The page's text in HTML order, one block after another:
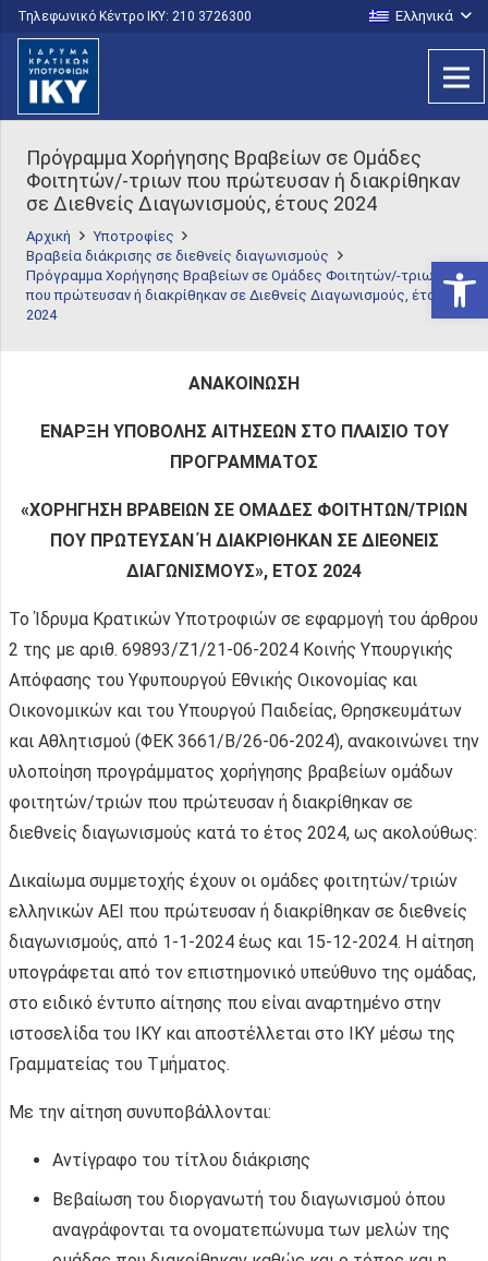
Τηλεφωνικό Κέντρο IKY: 210 3726300 Ελληνικά
Πρόγραμμα Χορήγησης Βραβείων σε Ομάδες
Φοιτητών/-τριων που πρώτευσαν ή διακρίθηκαν
σε Διεθνείς Διαγωνισμούς, έτους 2024
Αρχική
Υποτροφίες
Βραβεία διάκρισης σε διεθνείς διαγωνισμούς
Πρόγραμμα Χορήγησης Βραβείων σε Ομάδες Φοιτητών/-τριων
που πρώτευσαν ή διακρίθηκαν σε Διεθνείς Διαγωνισμούς, έτους
2024
ΑΝΑΚΟΙΝΩΣΗ
ΕΝΑΡΞΗ ΥΠΟΒΟΛΗΣ ΑΙΤΗΣΕΩΝ ΣΤΟ ΠΛΑΙΣΙΟ ΤΟΥ
ΠΡΟΓΡΑΜΜΑΤΟΣ
«ΧΟΡΗΓΗΣΗ ΒΡΑΒΕΙΩΝ ΣΕ ΟΜΑΔΕΣ ΦΟΙΤΗΤΩΝ/ΤΡΙΩΝ
ΠΟΥ ΠΡΩΤΕΥΣΑΝ Ή ΔΙΑΚΡΙΘΗΚΑΝ ΣΕ ΔΙΕΘΝΕΙΣ
ΔΙΑΓΩΝΙΣΜΟΥΣ», ΕΤΟΣ 2024
Το Ίδρυμα Κρατικών Υποτροφιών σε εφαρμογή του άρθρου
2 της με αριθ. 69893/Ζ1/21-06-2024 Κοινής Υπουργικής
Απόφασης του Υφυπουργού Εθνικής Οικονομίας και
Οικονομικών και του Υπουργού Παιδείας, Θρησκευμάτων
και Αθλητισμού (ΦΕΚ 3661/Β/26-06-2024), ανακοινώνει την
υλοποίηση προγράμματος χορήγησης βραβείων ομάδων
φοιτητών/τριών που πρώτευσαν ή διακρίθηκαν σε
διεθνείς διαγωνισμούς κατά το έτος 2024, ως ακολούθως:
Δικαίωμα συμμετοχής έχουν οι ομάδες φοιτητών/τριών
ελληνικών ΑΕΙ που πρώτευσαν ή διακρίθηκαν σε διεθνείς
διαγωνισμούς, από 1-1-2024 έως και 15-12-2024. Η αίτηση
υπογράφεται από τον επιστημονικό υπεύθυνο της ομάδας,
στο ειδικό έντυπο αίτησης που είναι αναρτημένο στην
ιστοσελίδα του ΙΚΥ και αποστέλλεται στο ΙΚΥ μέσω της
Γραμματείας του Τμήματος.
Με την αίτηση συνυποβάλλονται:
Αντίγραφο του τίτλου διάκρισης
Βεβαίωση του διοργανωτή του διαγωνισμού όπου
αναγράφονται τα ονοματεπώνυμα των μελών της